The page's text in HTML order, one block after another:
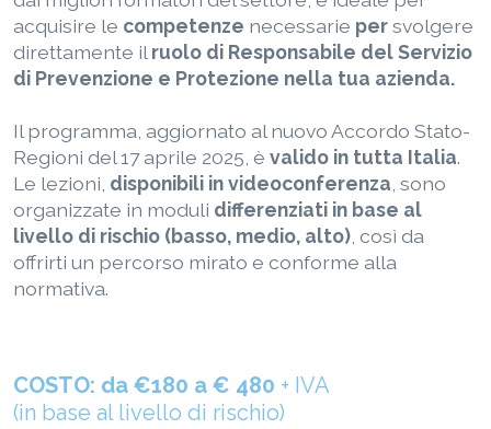
acquisire le competenze necessarie persvolgere
direttamente ilruolo di Responsabile del Servizio
di Prevenzione e Protezione nella tua azienda.
Il programma, aggiornato al nuovo Accordo Stato-
Regioni del 17 aprile 2025, è valido in tutta Italia.
Le lezioni, disponibili in videoconferenza, sono
organizzate in moduli differenziati in base al
livello di rischio (basso, medio, alto), così da
offrirti un percorso mirato e conforme alla
normativa.
COSTO: da €180 a € 480 + IVA
(in base al livello di rischio)